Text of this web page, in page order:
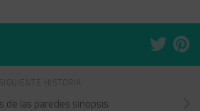
de las paredes sinopsis